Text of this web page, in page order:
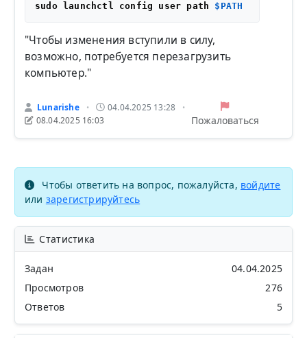
sudo launchctl config user path $PATH
"Чтобы изменения вступили в силу,
возможно, потребуется перезагрузить
компьютер."
Lunarishe • 04.04.2025 13:28 •
08.04.2025 16:03 Пожаловаться
Чтобы ответить на вопрос, пожалуйста, войдите
или зарегистрируйтесь
Статистика
Задан
04.04.2025
Просмотров
276
Ответов
5